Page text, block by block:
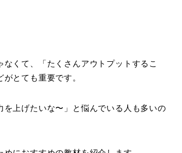
くて、「たくさんアウトプットするこ
とても重要です。
上げたいな〜」と悩んでいる人も多いの